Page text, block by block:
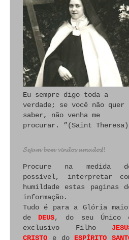
Eu sempre digo toda a
verdade; se você não quer
saber, não venha me
procurar. ”(Saint Theresa)
𝓢𝓮𝓳𝓪𝓶 𝓫𝓮𝓶 𝓿𝓲𝓷𝓭𝓸𝓼 𝓪𝓶𝓪𝓭𝓸𝓼!!
Procure na medida
possível, interpretar
humildade estas paginas
informação.
Tudo é para a Glória
de DEUS, do seu Único
exclusivo Filho
CRISTO e do ESPÍRITO